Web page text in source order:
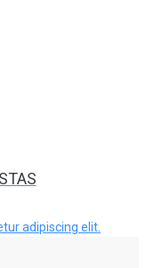
adipiscing elit.